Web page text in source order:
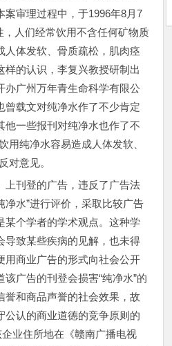
审理过程中，于1996年8月7
，人们经常饮用不含任何矿物质
人体发软、骨质疏松，肌肉痉
样的认识，李复兴教授研制出
广州万年青生命科学有限公
曾载文对纯净水作了不少肯定
他一些报刊对纯净水也作了不
用纯净水容易造成人体发软、
对意见。
刊登的广告，违反了广告法
净水”进行评价，采取比较广告
某个学者的学术观点。这种学
导致某些疾病的见解，也未得
用商业广告的形式向社会公开
广告的刊登会损害“纯净水”的
誉和商品声誉的社会效果，故
公认的商业道德的竞争原则的
业住所地在《赣南广播电视